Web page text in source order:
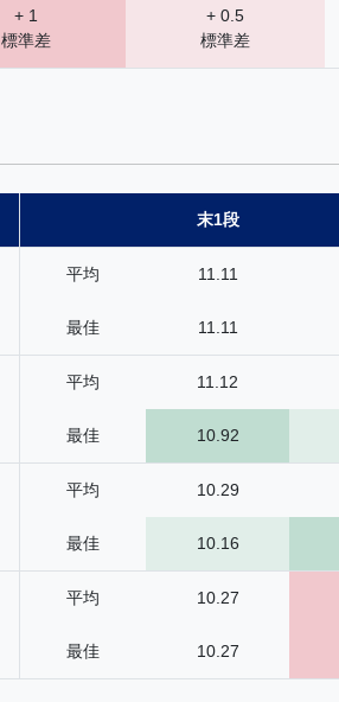
+ 1
標準差
+ 0.5
標準差
末1段
平均 11.11
最佳 11.11
平均 11.12
最佳 10.92
平均 10.29
最佳 10.16
平均 10.27
最佳 10.27